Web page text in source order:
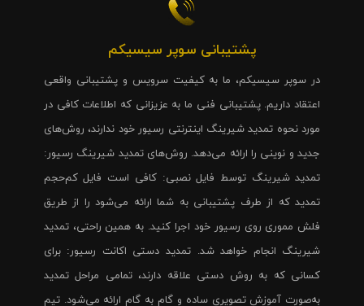
پشتیبانی سوپر سیسیکم
در سوپر سیسیکم، ما به کیفیت سرویس و پشتیبانی واقعی
اعتقاد داریم. پشتیبانی فنی ما به عزیزانی که اطلاعات کافی در
مورد نحوه تمدید شیرینگ اینترنتی رسیور خود ندارند، روش‌های
جدید و نوینی را ارائه می‌دهد. روش‌های تمدید شیرینگ رسیور:
تمدید شیرینگ توسط فایل نصبی: کافی است فایل کم‌حجم
تمدید که از طرف پشتیبانی به شما ارائه می‌شود را از طریق
فلش مموری روی رسیور خود اجرا کنید. به همین راحتی، تمدید
شیرینگ انجام خواهد شد. تمدید دستی اکانت رسیور: برای
کسانی که به روش دستی علاقه دارند، تمامی مراحل تمدید
به‌صورت آموزش تصویری ساده و گام به گام ارائه می‌شود. تیم